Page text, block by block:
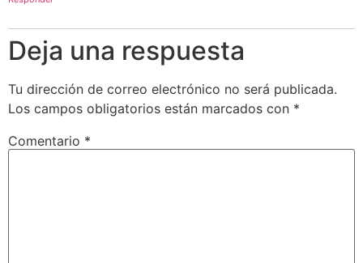
Deja una respuesta
Tu dirección de correo electrónico no será publicada.
Los campos obligatorios están marcados con *
Comentario *